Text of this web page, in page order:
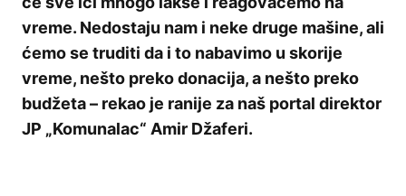
vreme. Nedostaju nam i neke druge mašine, ali
ćemo se truditi da i to nabavimo u skorije
vreme, nešto preko donacija, a nešto preko
budžeta – rekao je ranije za naš portal direktor
JP „Komunalac“ Amir Džaferi.